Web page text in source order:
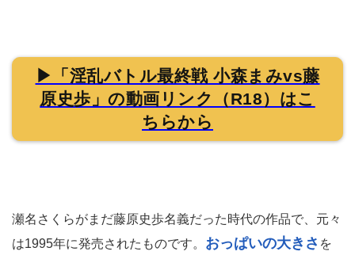
▶「淫乱バトル最終戦 小森まみvs藤
原史歩」の動画リンク（R18）はこ
ちらから
瀬名さくらがまだ藤原史歩名義だった時代の作品で、元々
は1995年に発売されたものです。 おっぱいの大きさ を